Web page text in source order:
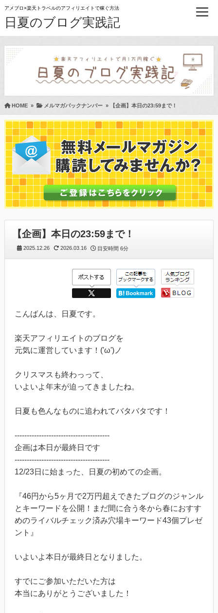
アメブロ×楽天トラベルのアフィリエイトで稼ぐ方法
日夏のブログ実践記
HOME» メルマガバックナンバー» 【企画】本日の23:59まで！
【企画】本日の23:59まで！
2025.12.26 2026.03.16 目安時間 6分
こんばんは、日夏です。
楽天アフィリエイトのブログを
元気に運営しています！('ω')ノ
クリスマスも終わっって、
いよいよ年末が迫ってきましたね。
日夏も色んなものに追われてバタバタです！
---------------------------------------
企画は本日が最終日です
---------------------------------------
12/23日に始まった、日夏の初めての企画。
『46円から5ヶ月で2万円超えできたブログのジャンル
とキーワードを公開！まだ間に合う冬から春におすす
めのライバルチェック済み穴場キーワード43個プレゼ
ント』
いよいよ本日が最終日となりました。
すでにご参加いただいた方は
本当にありがとうございました！